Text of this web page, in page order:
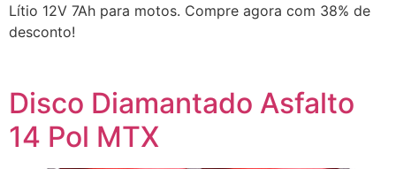
Lítio 12V 7Ah para motos. Compre agora com 38% de
desconto!
Disco Diamantado Asfalto
14 Pol MTX